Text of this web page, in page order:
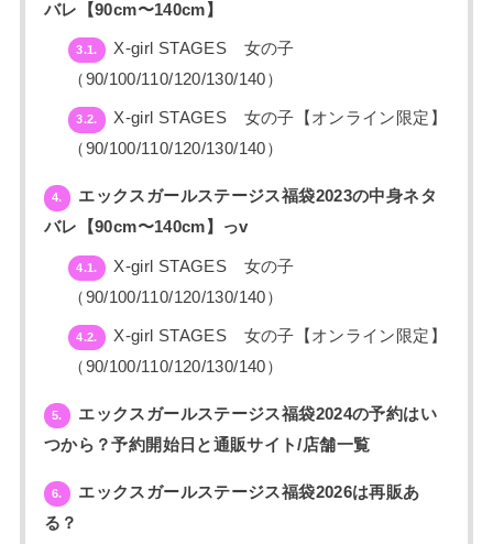
バレ【90cm〜140cm】
3.1.
X-girl STAGES 女の子
（90/100/110/120/130/140）
3.2.
X-girl STAGES 女の子【オンライン限定】
（90/100/110/120/130/140）
4.
エックスガールステージス福袋2023の中身ネタ
バレ【90cm〜140cm】っv
4.1.
X-girl STAGES 女の子
（90/100/110/120/130/140）
4.2.
X-girl STAGES 女の子【オンライン限定】
（90/100/110/120/130/140）
5.
エックスガールステージス福袋2024の予約はい
つから？予約開始日と通販サイト/店舗一覧
6.
エックスガールステージス福袋2026は再販あ
る？